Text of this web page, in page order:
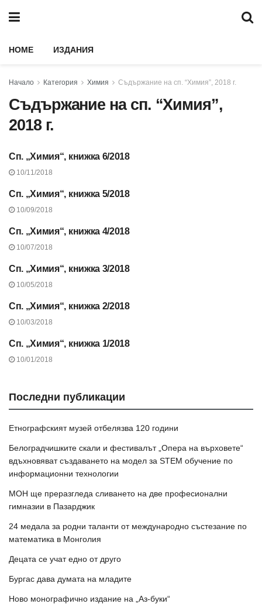
HOME ИЗДАНИЯ
Начало Категория Химия Съдържание на сп. “Химия”, 2018 г.
Съдържание на сп. “Химия”,
2018 г.
СЪДЪРЖАНИЕ НА СП.
Сп. „Химия“, книжка 6/2018
10/11/2018
СЪДЪРЖАНИЕ НА СП.
Сп. „Химия“, книжка 5/2018
10/09/2018
СЪДЪРЖАНИЕ НА СП.
Сп. „Химия“, книжка 4/2018
10/07/2018
СЪДЪРЖАНИЕ НА СП.
Сп. „Химия“, книжка 3/2018
10/05/2018
СЪДЪРЖАНИЕ НА СП.
Сп. „Химия“, книжка 2/2018
10/03/2018
СЪДЪРЖАНИЕ НА СП.
Сп. „Химия“, книжка 1/2018
10/01/2018
Последни публикации
Етнографският музей отбелязва 120 години
Белоградчишките скали и фестивалът „Опера на върховете“
вдъхновяват създаването на модел за STEM обучение по
информационни технологии
МОН ще преразгледа сливането на две професионални
гимназии в Пазарджик
24 медала за родни таланти от международно състезание по
математика в Монголия
Децата се учат едно от друго
Бургас дава думата на младите
Ново монографично издание на „Аз-буки“